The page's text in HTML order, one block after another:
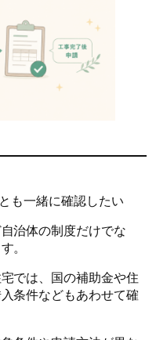
も一緒に確認したい
治体の制度だけでな
。
では、国の補助金や住
条件などもあわせて確